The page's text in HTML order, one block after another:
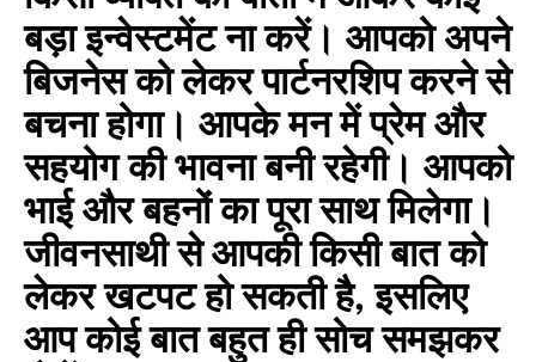
बड़ा इन्वेस्टमेंट ना करें। आपको अपने
बिजनेस को लेकर पार्टनरशिप करने से
बचना होगा। आपके मन में प्रेम और
सहयोग की भावना बनी रहेगी। आपको
भाई और बहनों का पूरा साथ मिलेगा।
जीवनसाथी से आपकी किसी बात को
लेकर खटपट हो सकती है, इसलिए
आप कोई बात बहुत ही सोच समझकर